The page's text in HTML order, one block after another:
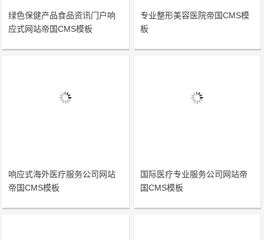
绿色保健产品食品资讯门户响
应式网站帝国CMS模板
专业整形美容医院帝国CMS模
板
响应式海外医疗服务公司网站
帝国CMS模板
国际医疗专业服务公司网站帝
国CMS模板